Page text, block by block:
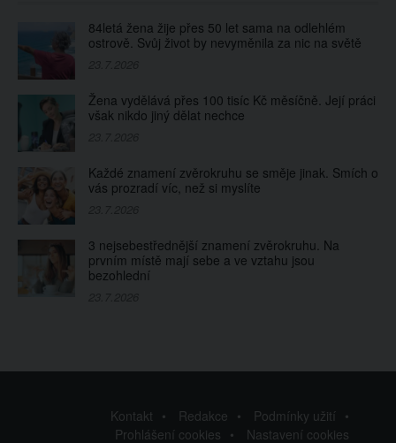
84letá žena žije přes 50 let sama na odlehlém
ostrově. Svůj život by nevyměnila za nic na světě
Žena vydělává přes 100 tisíc Kč měsíčně. Její práci
však nikdo jiný dělat nechce
Každé znamení zvěrokruhu se směje jinak. Smích o
vás prozradí víc, než si myslíte
3 nejsebestřednější znamení zvěrokruhu. Na
prvním místě mají sebe a ve vztahu jsou
bezohlední
Kontakt Redakce
Podmínky užití
Prohlášení cookies
Nastavení cookies